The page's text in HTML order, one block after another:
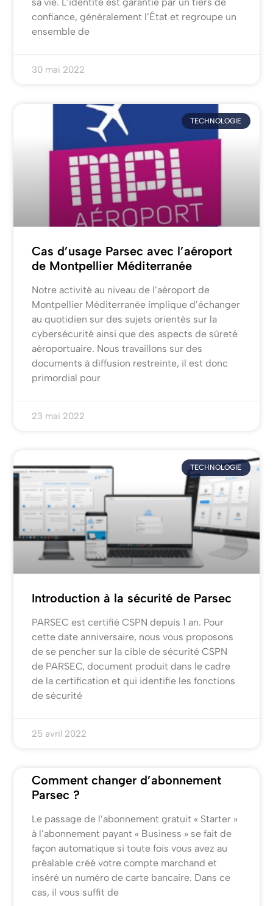
confiance, généralement l’État et regroupe un
ensemble de
30 mai 2022
TECHNOLOGIE
Cas d’usage Parsec avec l’aéroport
de Montpellier Méditerranée
Notre activité au niveau de l’aéroport de
Montpellier Méditerranée implique d’échanger
au quotidien sur des sujets orientés sur la
cybersécurité ainsi que des aspects de sûreté
aéroportuaire. Nous travaillons sur des
documents à diffusion restreinte, il est donc
primordial pour
23 mai 2022
TECHNOLOGIE
Introduction à la sécurité de Parsec
PARSEC est certifié CSPN depuis 1 an. Pour
cette date anniversaire, nous vous proposons
de se pencher sur la cible de sécurité CSPN
de PARSEC, document produit dans le cadre
de la certification et qui identifie les fonctions
de sécurité
25 avril 2022
Comment changer d’abonnement
Parsec ?
Le passage de l’abonnement gratuit « Starter »
à l’abonnement payant « Business » se fait de
façon automatique si toute fois vous avez au
préalable créé votre compte marchand et
inséré un numéro de carte bancaire. Dans ce
cas, il vous suffit de